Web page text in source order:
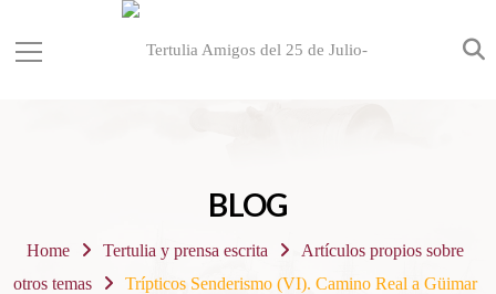
BLOG
Home Tertulia y prensa escrita
Artículos propios sobre
otros temas
Trípticos Senderismo (VI). Camino Real a Güimar